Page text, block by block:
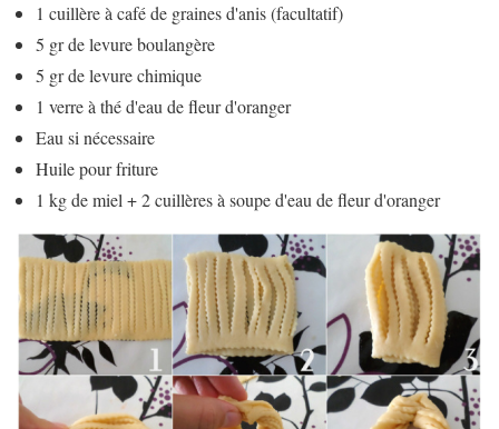
1 cuillère à café de graines d'anis (facultatif)
5 gr de levure boulangère
5 gr de levure chimique
1 verre à thé d'eau de fleur d'oranger
Eau si nécessaire
Huile pour friture
1 kg de miel + 2 cuillères à soupe d'eau de fleur d'oranger